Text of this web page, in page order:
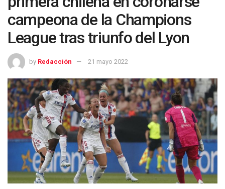
campeona de la Champions
League tras triunfo del Lyon
by Redacción 21 mayo 2022